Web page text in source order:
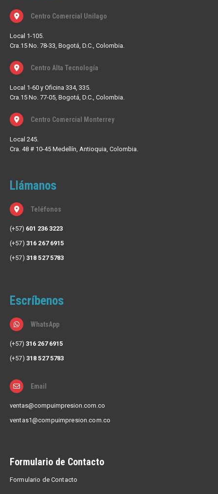
Centro Comercial Unilago
Local 1-105.
Cra.15 No. 78-33, Bogotá, D.C., Colombia.
Centro Alta Tecnología
Local 1-60 y Oficina 334, 335.
Cra.15 No. 77-05, Bogotá, D.C., Colombia.
Centro Comercial Monterrey
Local 245.
Cra. 48 # 10-45 Medellín, Antioquia, Colombia.
Llámanos
Teléfonos
(+57) 601 236 3223
(+57) 316 267 6915
(+57) 318 527 5783
Escríbenos
WhatsApp
(+57) 316 267 6915
(+57) 318 527 5783
Email
ventas@compuimpresion.com.co
ventas1@compuimpresion.com.co
Formulario de Contacto
Formulario de Contacto